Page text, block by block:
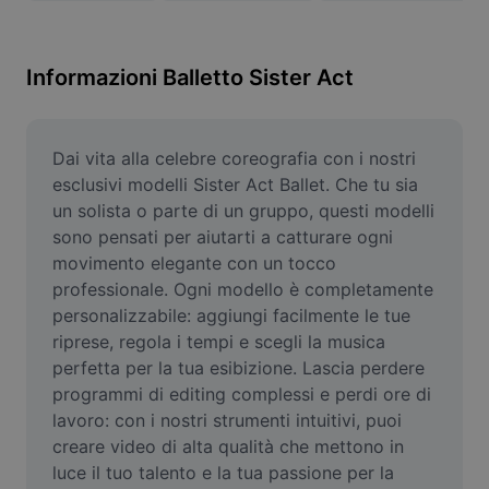
Ridimensiona l'immagine
Editor di foto online
Generatore di meme
AI Text Remover
AI People Remover
AI Inpainting
Face Cutout
Informazioni Balletto Sister Act
Dai vita alla celebre coreografia con i nostri
esclusivi modelli Sister Act Ballet. Che tu sia
un solista o parte di un gruppo, questi modelli
sono pensati per aiutarti a catturare ogni
movimento elegante con un tocco
professionale. Ogni modello è completamente
personalizzabile: aggiungi facilmente le tue
riprese, regola i tempi e scegli la musica
perfetta per la tua esibizione. Lascia perdere
programmi di editing complessi e perdi ore di
lavoro: con i nostri strumenti intuitivi, puoi
creare video di alta qualità che mettono in
luce il tuo talento e la tua passione per la